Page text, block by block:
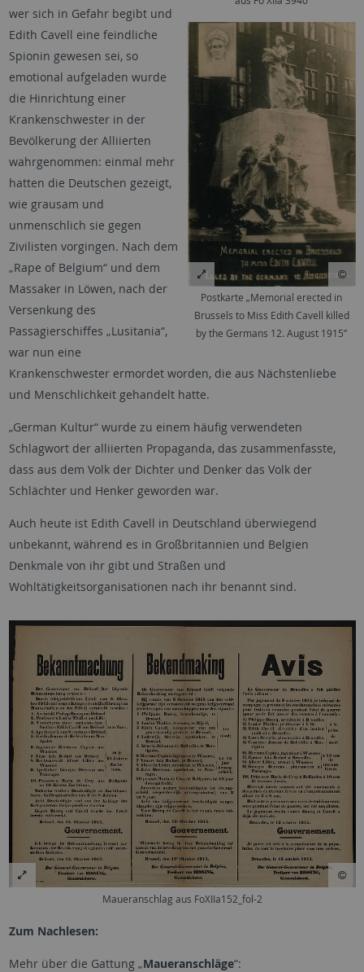
Postkarte „Memorial erected in
Brussels to Miss Edith Cavell killed
by the Germans 12. August 1915”
wer sich in Gefahr begibt und
Edith Cavell eine feindliche
Spionin gewesen sei, so
emotional aufgeladen wurde
die Hinrichtung einer
Krankenschwester in der
Bevölkerung der Alliierten
wahrgenommen: einmal mehr
hatten die Deutschen gezeigt,
wie grausam und
unmenschlich sie gegen
Zivilisten vorgingen. Nach dem
„Rape of Belgium“ und dem
Massaker in Löwen, nach der
Versenkung des
Passagierschiffes „Lusitania“,
war nun eine
Krankenschwester ermordet worden, die aus Nächstenliebe
und Menschlichkeit gehandelt hatte.
„German Kultur“ wurde zu einem häufig verwendeten
Schlagwort der alliierten Propaganda, das zusammenfasste,
dass aus dem Volk der Dichter und Denker das Volk der
Schlächter und Henker geworden war.
Auch heute ist Edith Cavell in Deutschland überwiegend
unbekannt, während es in Großbritannien und Belgien
Denkmale von ihr gibt und Straßen und
Wohltätigkeitsorganisationen nach ihr benannt sind.
Maueranschlag aus FoXIIa152_fol-2
Zum Nachlesen:
Mehr über die Gattung „Maueranschläge“: